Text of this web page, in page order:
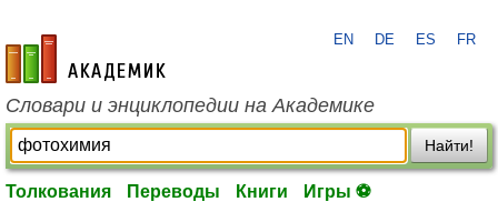
academic.ru
EN DE ES FR
Словари и энциклопедии на Академике
Найти!
Толкования Переводы Книги Игры ⚽